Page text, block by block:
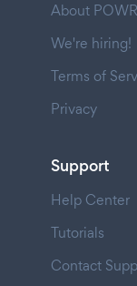
About POWR
We're hiring!
Terms of
Privacy
Support
Help Center
Tutorials
Contact